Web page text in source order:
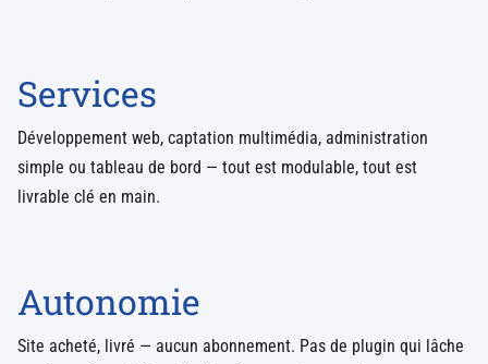
Services
Développement web, captation multimédia, administration
simple ou tableau de bord — tout est modulable, tout est
livrable clé en main.
Autonomie
Site acheté, livré — aucun abonnement. Pas de plugin qui lâche